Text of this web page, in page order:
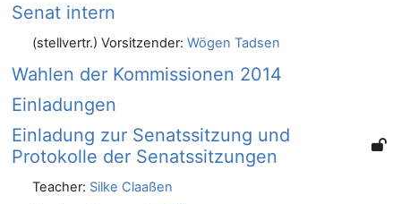
Senat intern
(stellvertr.) Vorsitzender: Wögen Tadsen
Wahlen der Kommissionen 2014
Einladungen
Einladung zur Senatssitzung und
Protokolle der Senatssitzungen
Teacher: Silke Claaßen